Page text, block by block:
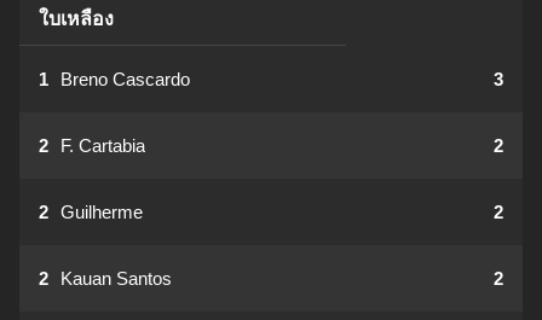
ใบเหลือง
1 Breno Cascardo 3
2 F. Cartabia 2
2 Guilherme 2
2 Kauan Santos 2